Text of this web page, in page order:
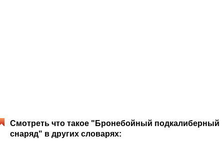
Смотреть что такое "Бронебойный подкалиберный
снаряд" в других словарях: